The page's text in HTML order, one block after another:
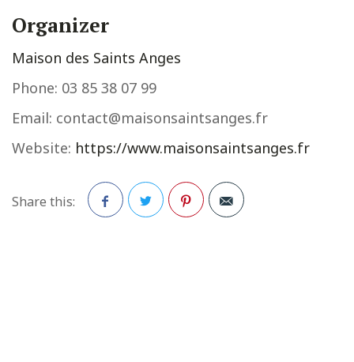
Organizer
Maison des Saints Anges
Phone: 03 85 38 07 99
Email: contact@maisonsaintsanges.fr
Website: https://www.maisonsaintsanges.fr
Share this: